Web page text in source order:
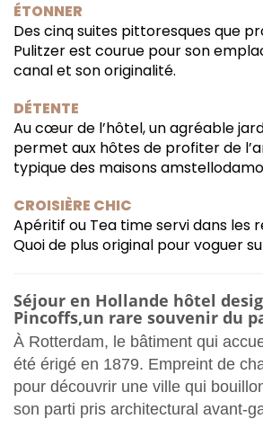
ÉTONNER
Des cinq suites pittoresques que
Pulitzer est courue pour son
canal et son originalité.
DÉTENTE
Au cœur de l’hôtel, un agréable
permet aux hôtes de profiter de
typique des maisons
CROISIÈRE CHIC
Apéritif ou Tea time servi dans les
Quoi de plus original pour voguer
Séjour en Hollande hôtel
Pincoffs,un rare souvenir du
À Rotterdam, le bâtiment qui
été érigé en 1879. Empreint de
pour découvrir une ville qui
son parti pris architectural avant-